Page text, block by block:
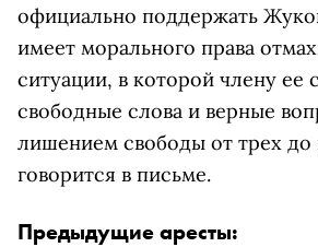
официально поддержать
имеет морального права
ситуации, в которой члену ее
свободные слова и верные
лишением свободы от трех до
говорится в письме.
Предыдущие аресты: